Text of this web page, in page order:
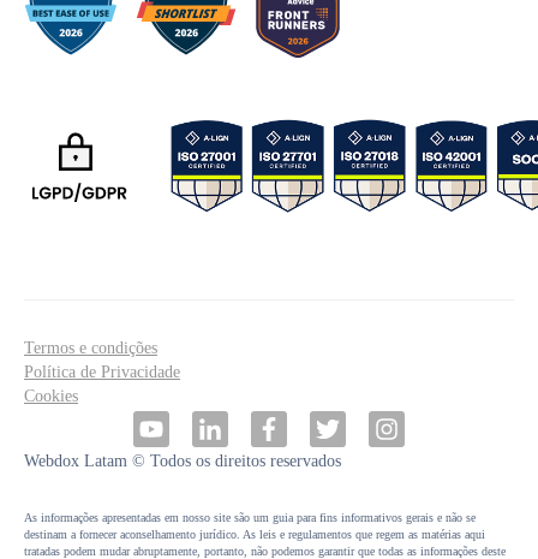
Termos e condições
Política de Privacidade
Cookies
Webdox Latam © Todos os direitos reservados
As informações apresentadas em nosso site são um guia para fins informativos gerais e não se
destinam a fornecer aconselhamento jurídico. As leis e regulamentos que regem as matérias aqui
tratadas podem mudar abruptamente, portanto, não podemos garantir que todas as informações deste